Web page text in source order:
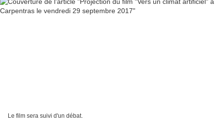
Le film sera suivi d'un débat.